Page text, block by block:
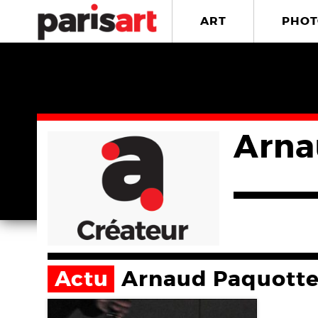
ART
Actu Arnaud Paquotte